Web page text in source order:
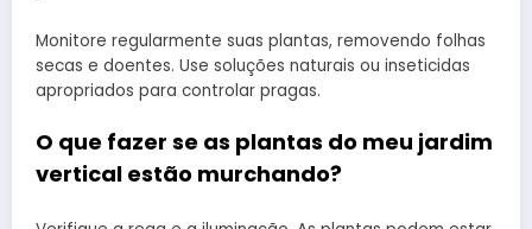
Monitore regularmente suas plantas, removendo folhas
secas e doentes. Use soluções naturais ou inseticidas
apropriados para controlar pragas.
O que fazer se as plantas do meu jardim
vertical estão murchando?